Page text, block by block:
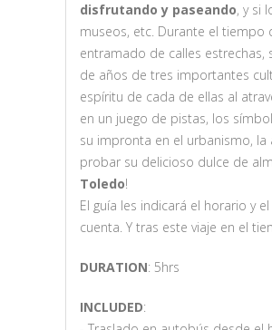
disfrutando y paseando, y si
museos, etc. Durante el tiempo
entramado de calles estrechas,
de años de tres importantes
espíritu de cada de ellas al
en un juego de pistas, los
su impronta en el urbanismo, la
probar su delicioso dulce de
Toledo!
El guía les indicará el horario y
cuenta. Y tras este viaje en el
DURATION: 5hrs
INCLUDED: